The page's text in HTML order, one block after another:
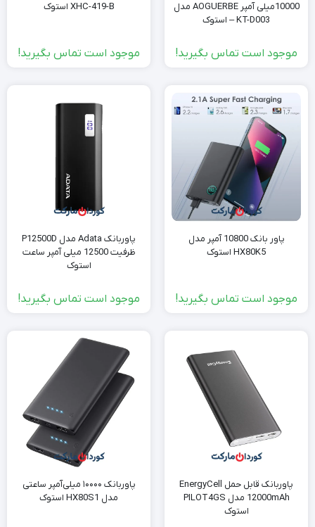
10000میلی آمپر AOGUERBE مدل
KT-D003 – استوک
موجود است تماس بگیرید!
XHC-419-B استوک
موجود است تماس بگیرید!
پاور بانک 10800 آمپر مدل
HX80K5 استوک
موجود است تماس بگیرید!
پاوربانک Adata مدل P12500D
ظرفیت 12500 میلی آمپر ساعت
استوک
موجود است تماس بگیرید!
پاوربانک قابل حمل EnergyCell
12000mAh مدل PILOT4GS
استوک
پاوربانک ۱۰۰۰۰ میلی‌آمپر ساعتی
مدل HX80S1 استوک